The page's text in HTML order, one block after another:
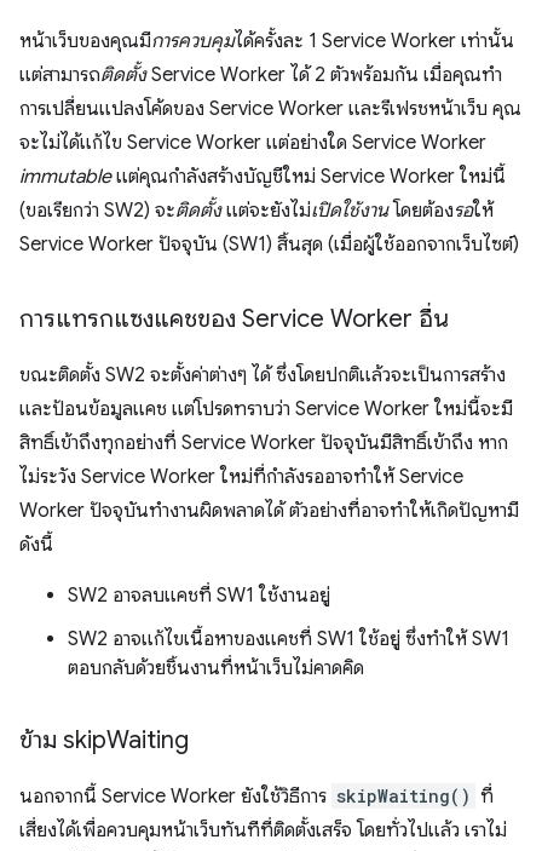
หน้าเว็บของคุณมีการควบคุมได้ครั้งละ 1 Service Worker เท่านั้น
แต่สามารถติดตั้งService Worker ได้ 2 ตัวพร้อมกัน เมื่อคุณทํา
การเปลี่ยนแปลงโค้ดของ Service Worker และรีเฟรชหน้าเว็บ คุณ
จะไม่ได้แก้ไข Service Worker แต่อย่างใด Service Worker
immutableแต่คุณกำลังสร้างบัญชีใหม่ Service Worker ใหม่นี้
(ขอเรียกว่า SW2) จะติดตั้งแต่จะยังไม่เปิดใช้งานโดยต้องรอให้
Service Worker ปัจจุบัน (SW1) สิ้นสุด (เมื่อผู้ใช้ออกจากเว็บไซต์)
การแทรกแซงแคชของ Service Worker อื่น
ขณะติดตั้ง SW2 จะตั้งค่าต่างๆ ได้ ซึ่งโดยปกติแล้วจะเป็นการสร้าง
และป้อนข้อมูลแคช แต่โปรดทราบว่า Service Worker ใหม่นี้จะมี
สิทธิ์เข้าถึงทุกอย่างที่ Service Worker ปัจจุบันมีสิทธิ์เข้าถึง หาก
ไม่ระวัง Service Worker ใหม่ที่กำลังรออาจทำให้ Service
Worker ปัจจุบันทำงานผิดพลาดได้ ตัวอย่างที่อาจทำให้เกิดปัญหามี
ดังนี้
SW2 อาจลบแคชที่ SW1 ใช้งานอยู่
SW2 อาจแก้ไขเนื้อหาของแคชที่ SW1 ใช้อยู่ ซึ่งทำให้ SW1
ตอบกลับด้วยชิ้นงานที่หน้าเว็บไม่คาดคิด
ข้าม skipWaiting
นอกจากนี้ Service Worker ยังใช้วิธีการ skipWaiting() ที่
เสี่ยงได้เพื่อควบคุมหน้าเว็บทันทีที่ติดตั้งเสร็จ โดยทั่วไปแล้ว เราไม่